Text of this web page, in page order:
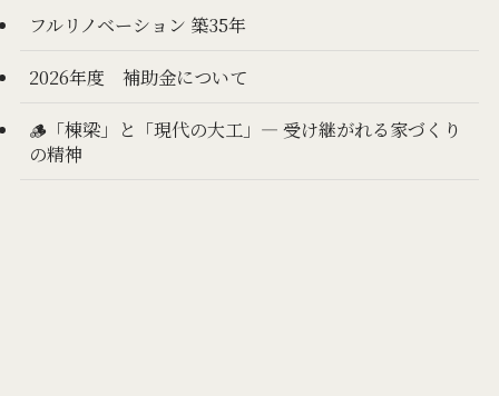
フルリノベーション 築35年
2026年度 補助金について
🪵「棟梁」と「現代の大工」— 受け継がれる家づくり
の精神